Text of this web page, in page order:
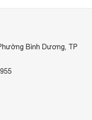
Bình Dương, TP